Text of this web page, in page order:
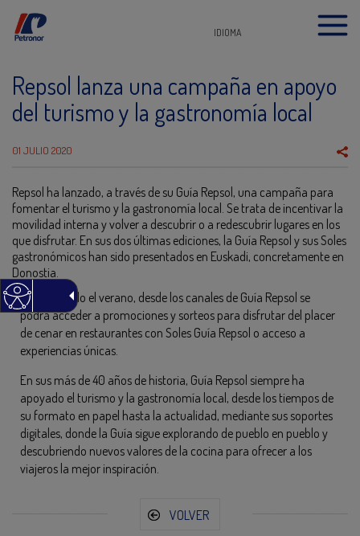
IDIOMA
Repsol lanza una campaña en apoyo
del turismo y la gastronomía local
01 JULIO 2020
Repsol ha lanzado, a través de su Guía Repsol, una campaña para
fomentar el turismo y la gastronomía local. Se trata de incentivar la
movilidad interna y volver a descubrir o a redescubrir lugares en los
que disfrutar. En sus dos últimas ediciones, la Guía Repsol y sus Soles
gastronómicos han sido presentados en Euskadi, concretamente en
Donostia.
Durante todo el verano, desde los canales de Guía Repsol se
podrá acceder a promociones y sorteos para disfrutar del placer
de cenar en restaurantes con Soles Guía Repsol o acceso a
experiencias únicas.
En sus más de 40 años de historia, Guía Repsol siempre ha
apoyado el turismo y la gastronomía local, desde los tiempos de
su formato en papel hasta la actualidad, mediante sus soportes
digitales, donde la Guía sigue explorando de pueblo en pueblo y
descubriendo nuevos valores de la cocina para ofrecer a los
viajeros la mejor inspiración.
VOLVER